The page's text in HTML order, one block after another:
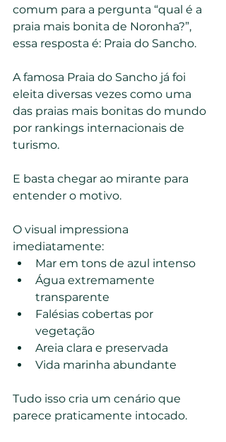
comum para a pergunta “qual é a
praia mais bonita de Noronha?”,
essa resposta é: Praia do Sancho.
A famosa Praia do Sancho já foi
eleita diversas vezes como uma
das praias mais bonitas do mundo
por rankings internacionais de
turismo.
E basta chegar ao mirante para
entender o motivo.
O visual impressiona
imediatamente:
Mar em tons de azul intenso
Água extremamente
transparente
Falésias cobertas por
vegetação
Areia clara e preservada
Vida marinha abundante
Tudo isso cria um cenário que
parece praticamente intocado.